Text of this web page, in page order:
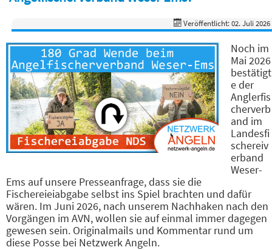
Veröffentlicht: 02. Juli 2026
Noch im
Mai 2026
bestätigt
e der
Anglerfis
cherverb
and im
Landesfi
schereiv
erband
Weser-
Ems auf unsere Presseanfrage, dass sie die
Fischereieiabgabe selbst ins Spiel brachten und dafür
wären. Im Juni 2026, nach unserem Nachhaken nach den
Vorgängen im AVN, wollen sie auf einmal immer dagegen
gewesen sein. Originalmails und Kommentar rund um
diese Posse bei Netzwerk Angeln.